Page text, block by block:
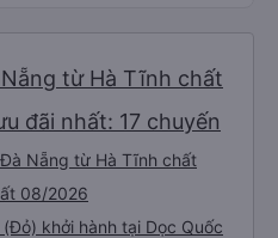
từ Hà Tĩnh chất
đãi nhất: 17 chuyến
Nẵng từ Hà Tĩnh chất
08/2026
khởi hành tại Dọc Quốc